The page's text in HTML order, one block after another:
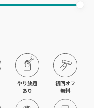
やり放題
あり
初回オフ
無料